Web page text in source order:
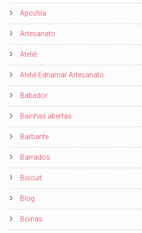
Apostila
Artesanato
Ateliê
Ateliê Ednamar Artesanato
Babador
Bainhas abertas
Barbante
Barrados
Biscuit
Blog
Boinas